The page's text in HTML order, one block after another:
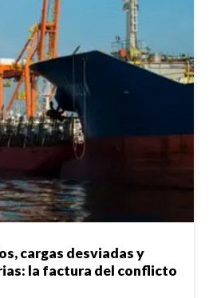
cargas desviadas y
la factura del conflicto